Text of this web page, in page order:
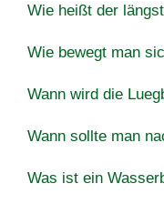
Wie heißt der
Wie bewegt man
Wann wird die
Wann sollte man
Was ist ein